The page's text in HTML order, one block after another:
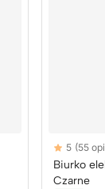
Reviews
5 out of 5
5 (55
Biurko
Czarne